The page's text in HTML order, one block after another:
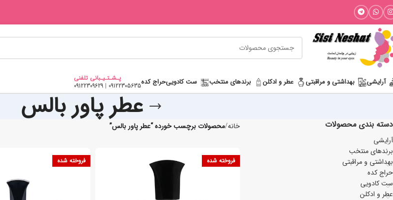
آرایشی بھداشتی و مراقبتی عطر و ادکلن برندهای منتخب ست کادوییحراج کده
پـشـتـیـبانی تلفنی
09122305635
|
09122309629
عطر پاور بالس
دسته بندی محصولات
آرایشی
برندهای منتخب
بھداشتی و مراقبتی
حراج کده
ست کادویی
عطر و ادکلن
خانه محصولات برچسب خورده “عطر پاور بالس”
فروخته شده فروخته شده